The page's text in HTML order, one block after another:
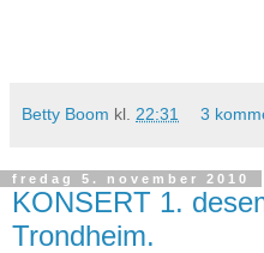
Betty Boom kl. 22:31 3
fredag 5. november 2010
KONSERT 1.
Trondheim.